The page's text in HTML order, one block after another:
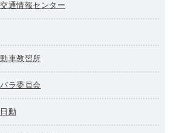
通情報センター
車教習所
ラ委員会
動